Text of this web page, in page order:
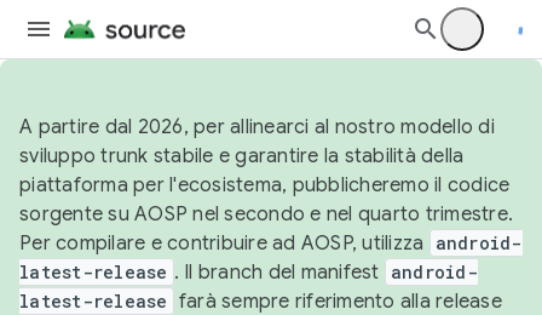
A partire dal 2026, per allinearci al nostro modello di
sviluppo trunk stabile e garantire la stabilità della
piattaforma per l'ecosistema, pubblicheremo il codice
sorgente su AOSP nel secondo e nel quarto trimestre.
Per compilare e contribuire ad AOSP, utilizza
android-
latest-release . Il branch del manifest android-
latest-release farà sempre riferimento alla release